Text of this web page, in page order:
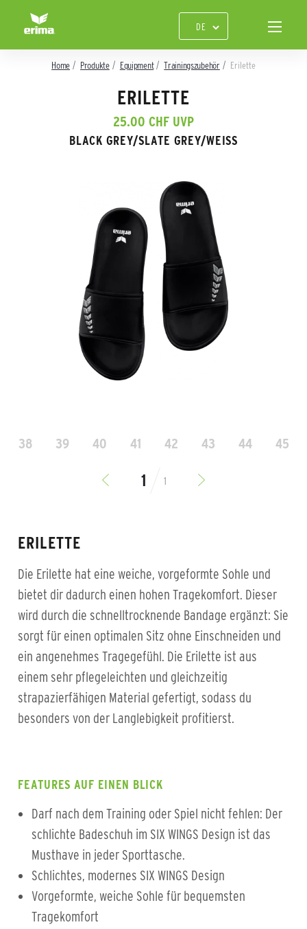
Home Produkte Equipment Trainingszubehör Erilette
ERILETTE
25.00 CHF UVP
BLACK GREY/SLATE GREY/WEISS
38 39 40 41 42 43 44 45
1
ERILETTE
Die Erilette hat eine weiche, vorgeformte Sohle und
bietet dir dadurch einen hohen Tragekomfort. Dieser
wird durch die schnelltrocknende Bandage ergänzt: Sie
sorgt für einen optimalen Sitz ohne Einschneiden und
ein angenehmes Tragegefühl. Die Erilette ist aus
einem sehr pflegeleichten und gleichzeitig
strapazierfähigen Material gefertigt, sodass du
besonders von der Langlebigkeit profitierst.
FEATURES AUF EINEN BLICK
Darf nach dem Training oder Spiel nicht fehlen: Der
schlichte Badeschuh im SIX WINGS Design ist das
Musthave in jeder Sporttasche.
Schlichtes, modernes SIX WINGS Design
Vorgeformte, weiche Sohle für bequemsten
Tragekomfort